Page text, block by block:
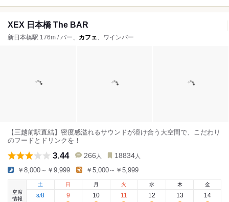
XEX 日本橋 The BAR
新日本橋駅 176m / バー、 カフェ、ワインバー
【三越前駅直結】密度感溢れるサウンドが溶け合う大空間で、こだわり
のフードとドリンクを！
3.44 266 人 18834 人
￥8,000～￥9,999 ￥5,000～￥5,999
空席
情報
土
8/8
日
9
月
10
火
11
水
12
木
13
金
14